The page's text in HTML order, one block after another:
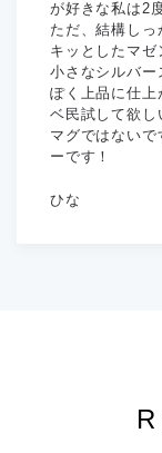
が好きな私は2
ただ、結構し
キッとしたマゼ
小さなシルバー
ぽく上品に仕上
ベ民試して欲し
マグではないで
ーです！
ひな